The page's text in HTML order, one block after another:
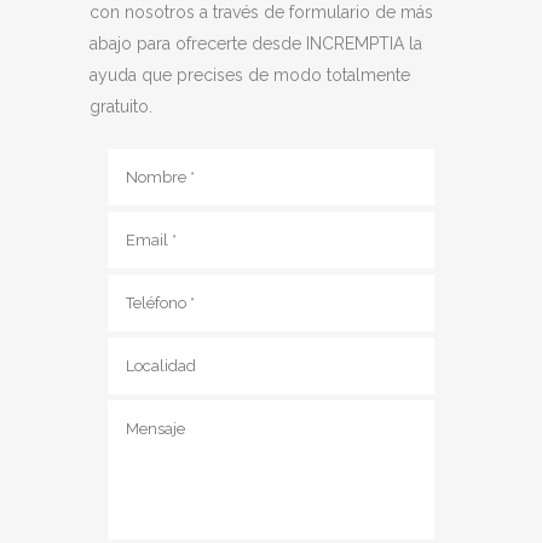
con nosotros a través de formulario de más
abajo para ofrecerte desde INCREMPTIA la
ayuda que precises de modo totalmente
gratuito.